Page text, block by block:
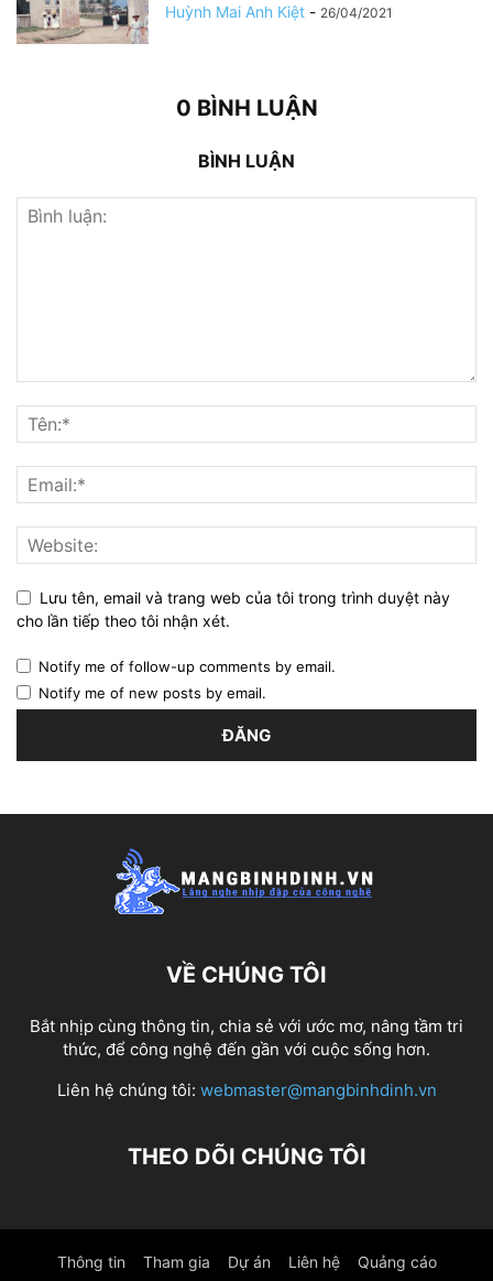
Huỳnh Mai Anh Kiệt - 26/04/2021
0 BÌNH LUẬN
BÌNH LUẬN
Lưu tên, email và trang web của tôi trong trình duyệt này
cho lần tiếp theo tôi nhận xét.
Notify me of follow-up comments by email.
Notify me of new posts by email.
VỀ CHÚNG TÔI
Bắt nhịp cùng thông tin, chia sẻ với ước mơ, nâng tầm tri
thức, để công nghệ đến gần với cuộc sống hơn.
Liên hệ chúng tôi: webmaster@mangbinhdinh.vn
THEO DÕI CHÚNG TÔI
Thông tin Tham gia Dự án Liên hệ Quảng cáo